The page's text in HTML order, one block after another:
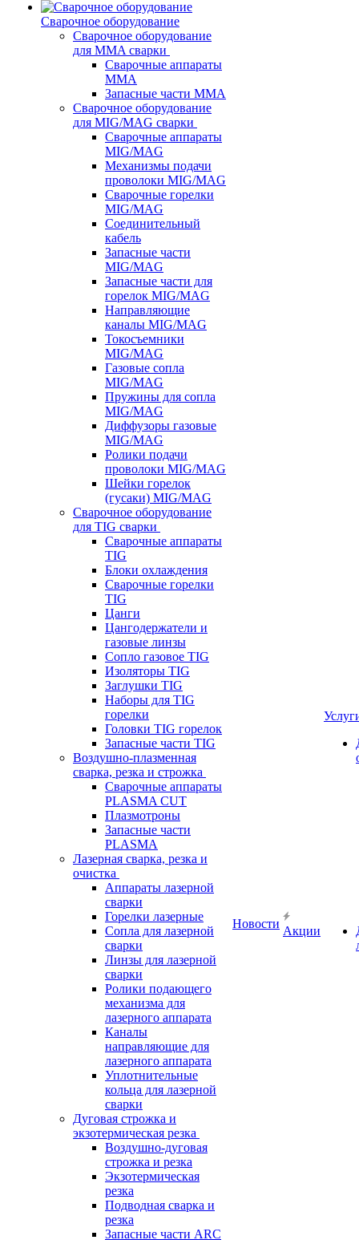
Сварочное оборудование
Сварочное оборудование
для MMA сварки
Сварочные аппараты
MMA
Запасные части MMA
Сварочное оборудование
для MIG/MAG сварки
Сварочные аппараты
MIG/MAG
Механизмы подачи
проволоки MIG/MAG
Сварочные горелки
MIG/MAG
Соединительный
кабель
Запасные части
MIG/MAG
Запасные части для
горелок MIG/MAG
Направляющие
каналы MIG/MAG
Токосъемники
MIG/MAG
Газовые сопла
MIG/MAG
Пружины для сопла
MIG/MAG
Диффузоры газовые
MIG/MAG
Ролики подачи
проволоки MIG/MAG
Шейки горелок
(гусаки) MIG/MAG
Сварочное оборудование
для TIG сварки
Сварочные аппараты
TIG
Блоки охлаждения
Сварочные горелки
TIG
Цанги
Цангодержатели и
газовые линзы
Сопло газовое TIG
Изоляторы TIG
Заглушки TIG
Наборы для TIG
горелки
Головки TIG горелок
Запасные части TIG
Воздушно-плазменная
сварка, резка и строжка
Сварочные аппараты
PLASMA CUT
Плазмотроны
Запасные части
PLASMA
Лазерная сварка, резка и
очистка
Аппараты лазерной
сварки
Горелки лазерные
Сопла для лазерной
сварки
Линзы для лазерной
сварки
Ролики подающего
механизма для
лазерного аппарата
Каналы
направляющие для
лазерного аппарата
Уплотнительные
кольца для лазерной
сварки
Дуговая строжка и
экзотермическая резка
Воздушно-дуговая
строжка и резка
Экзотермическая
резка
Подводная сварка и
резка
Запасные части ARC
Новости
Акции